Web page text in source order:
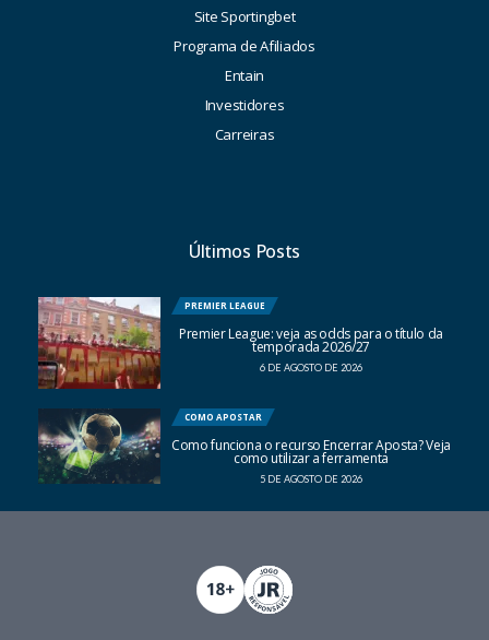
Site Sportingbet
Programa de Afiliados
Entain
Investidores
Carreiras
Últimos Posts
PREMIER LEAGUE
Premier League: veja as odds para o título da
temporada 2026/27
6 DE AGOSTO DE 2026
COMO APOSTAR
Como funciona o recurso Encerrar Aposta? Veja
como utilizar a ferramenta
5 DE AGOSTO DE 2026